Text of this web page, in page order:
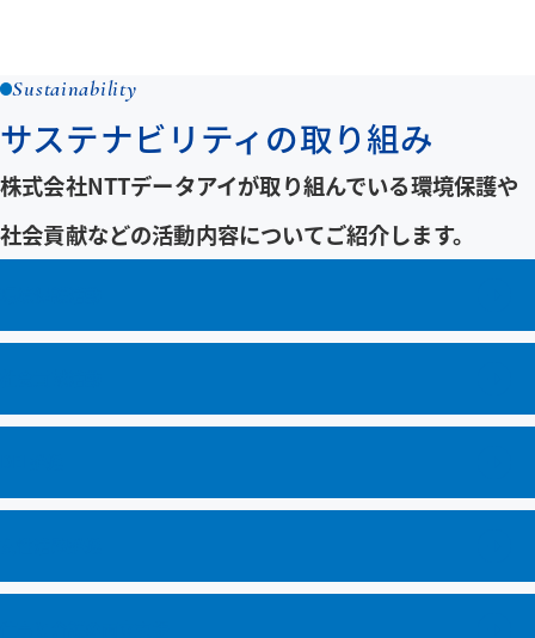
Sustainability
サステナビリティの取り組み
株式会社NTTデータアイが取り組んでいる環境保護や
社会貢献などの活動内容についてご紹介します。